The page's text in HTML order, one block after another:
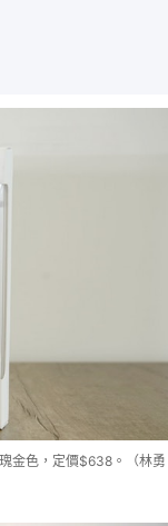
金色，定價$638。（林勇